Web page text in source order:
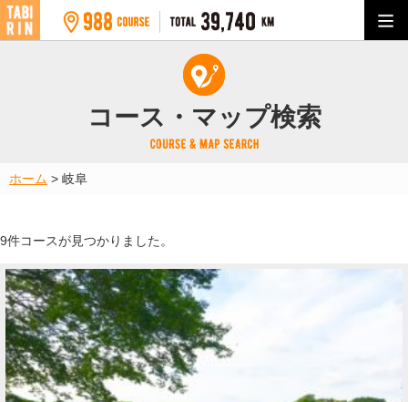
コース・マップ検索
ホーム > 岐阜
9件コースが見つかりました。